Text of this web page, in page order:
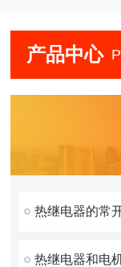
产品中心
热继电器的常